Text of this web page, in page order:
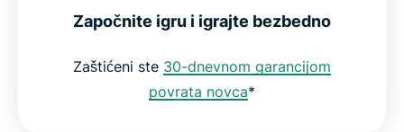
Započnite igru i igrajte bezbedno
Zaštićeni ste 30-dnevnom garancijom
povrata novca*